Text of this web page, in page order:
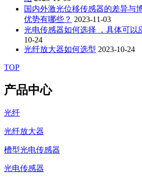
国内外激光位移传感器的差异与
优势有哪些？ 2023-11-03
光电传感器如何选择 ，具体可以
10-24
光纤放大器如何选型 2023-10-24
TOP
产品中心
光纤
光纤放大器
槽型光电传感器
光电传感器